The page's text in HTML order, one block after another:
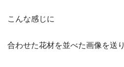
こんな感じに
合わせた花材を並べた画像を送り